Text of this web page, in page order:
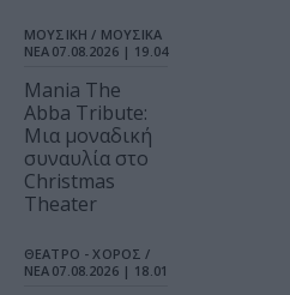
ΜΟΥΣΙΚΗ / ΜΟΥΣΙΚΑ
ΝΕΑ 07.08.2026 | 19.04
Mania The
Abba Tribute:
Μια μοναδική
συναυλία στο
Christmas
Theater
ΘΕΑΤΡΟ - ΧΟΡΟΣ /
ΝΕΑ 07.08.2026 | 18.01